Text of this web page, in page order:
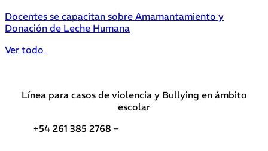
Docentes se capacitan sobre Amamantamiento y
Donación de Leche Humana
Ver todo
Línea para casos de violencia y Bullying en ámbito
escolar
+54 261 385 2768 –